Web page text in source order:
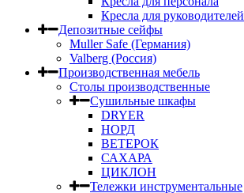
Кресла для руководителей
Депозитные сейфы
Muller Safe (Германия)
Valberg (Россия)
Производственная мебель
Столы производственные
Сушильные шкафы
DRYER
НОРД
ВЕТЕРОК
САХАРА
ЦИКЛОН
Тележки инструментальные